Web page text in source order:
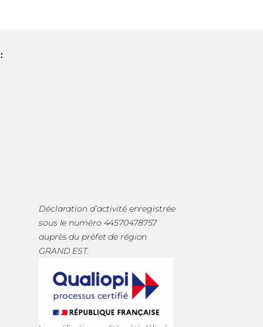
Déclaration d’activité enregistrée
sous le numéro 44570478757
auprès du préfet de région
GRAND EST.